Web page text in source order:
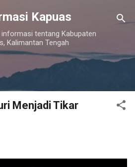
ke konten utama
Kapuas
tentang Kabupaten
Kalimantan Tengah
Menjadi Tikar